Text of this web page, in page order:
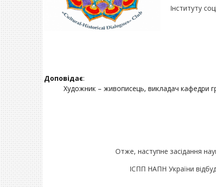
Інституту
Доповідає:
Художник – живописець, викладач кафедри
Отже, наступне засідання
ІСПП НАПН України